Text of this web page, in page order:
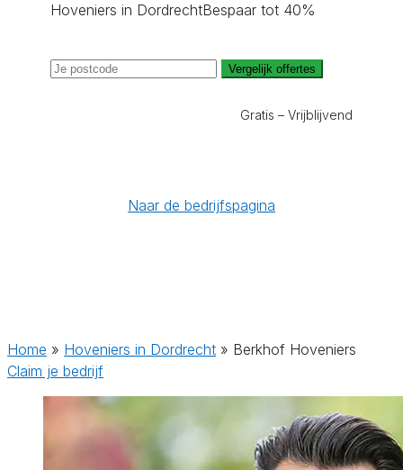
Hoveniers in DordrechtBespaar tot 40%
Vergelijk offertes
Gratis – Vrijblijvend
Naar de bedrijfspagina
Home » Hoveniers in Dordrecht » Berkhof Hoveniers
Claim je bedrijf